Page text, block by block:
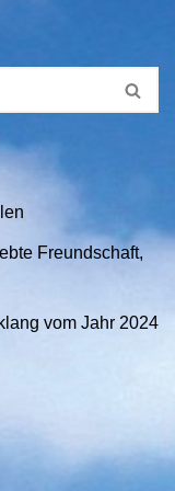
Freundschaft,
vom Jahr 2024